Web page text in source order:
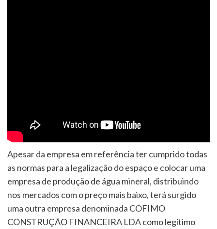
Apesar da empresa em referência ter cumprido todas
as normas para a legalização do espaço e colocar uma
empresa de produção de água mineral, distribuindo
nos mercados com o preço mais baixo, terá surgido
uma outra empresa denominada COFIMO
CONSTRUÇÃO FINANCEIRA LDA como legítimo